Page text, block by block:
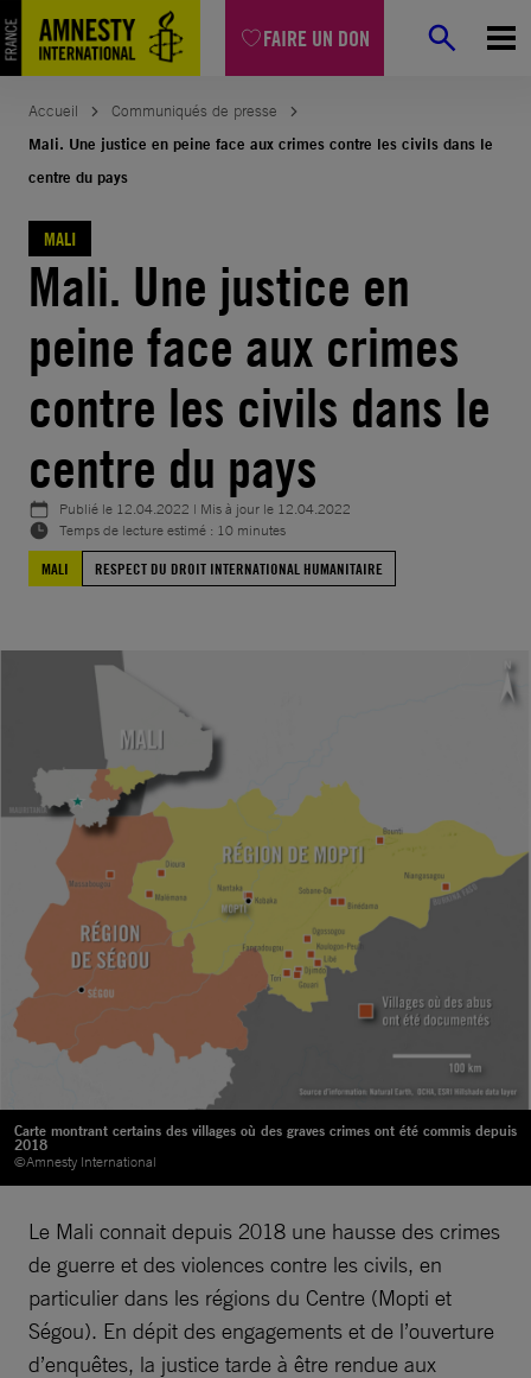
FAIRE UN DON
Aller
au
contenu
Accueil
Communiqués de presse
Mali. Une justice en peine face aux crimes contre les civils dans le
centre du pays
MALI
Mali. Une justice en
peine face aux crimes
contre les civils dans le
centre du pays
Publié le 12.04.2022 | Mis à jour le 12.04.2022
Temps de lecture estimé : 10 minutes
MALI
RESPECT DU DROIT INTERNATIONAL HUMANITAIRE
Carte montrant certains des villages où des graves crimes ont été commis depuis
2018
©Amnesty International
Le Mali connait depuis 2018 une hausse des crimes
de guerre et des violences contre les civils, en
particulier dans les régions du Centre (Mopti et
Ségou). En dépit des engagements et de l’ouverture
d’enquêtes, la justice tarde à être rendue aux